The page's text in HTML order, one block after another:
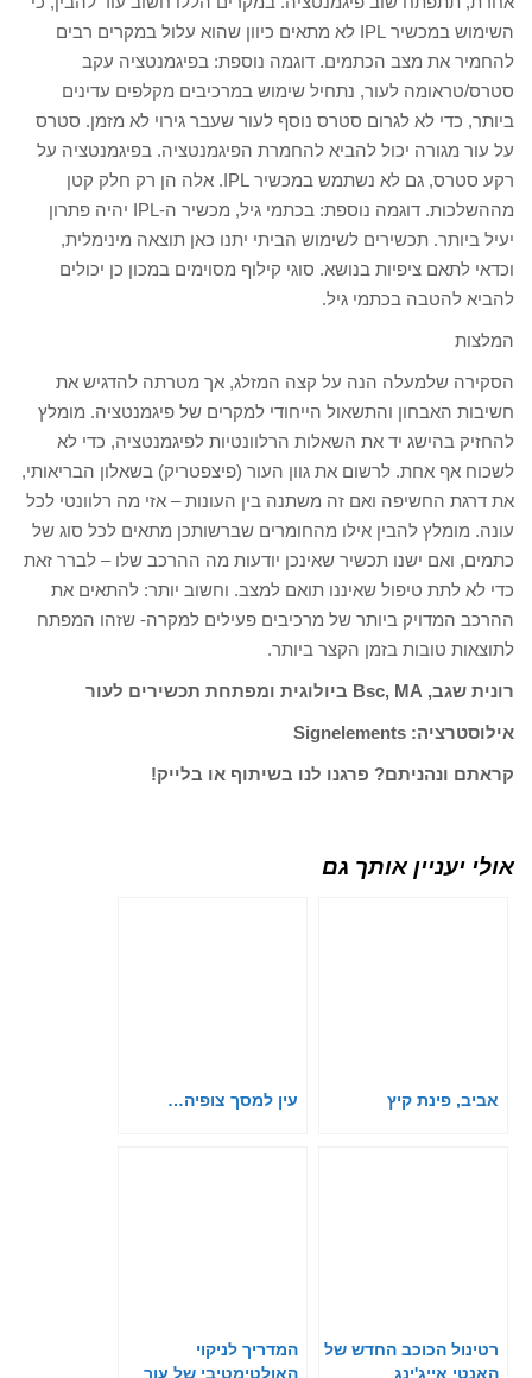
השימוש במכשיר IPL לא מתאים כיוון שהוא עלול במקרים רבים
להחמיר את מצב הכתמים. דוגמה נוספת: בפיגמנטציה עקב
סטרס/טראומה לעור, נתחיל שימוש במרכיבים מקלפים עדינים
ביותר, כדי לא לגרום סטרס נוסף לעור שעבר גירוי לא מזמן. סטרס
על עור מגורה יכול להביא להחמרת הפיגמנטציה. בפיגמנטציה על
רקע סטרס, גם לא נשתמש במכשיר IPL. אלה הן רק חלק קטן
מההשלכות. דוגמה נוספת: בכתמי גיל, מכשיר ה-IPL יהיה פתרון
יעיל ביותר. תכשירים לשימוש הביתי יתנו כאן תוצאה מינימלית,
וכדאי לתאם ציפיות בנושא. סוגי קילוף מסוימים במכון כן יכולים
להביא להטבה בכתמי גיל.
המלצות
הסקירה שלמעלה הנה על קצה המזלג, אך מטרתה להדגיש את
חשיבות האבחון והתשאול הייחודי למקרים של פיגמנטציה. מומלץ
להחזיק בהישג יד את השאלות הרלוונטיות לפיגמנטציה, כדי לא
לשכוח אף אחת. לרשום את גוון העור (פיצפטריק) בשאלון הבריאותי,
את דרגת החשיפה ואם זה משתנה בין העונות – אזי מה רלוונטי לכל
עונה. מומלץ להבין אילו מהחומרים שברשותכן מתאים לכל סוג של
כתמים, ואם ישנו תכשיר שאינכן יודעות מה ההרכב שלו – לברר זאת
כדי לא לתת טיפול שאיננו תואם למצב. וחשוב יותר: להתאים את
ההרכב המדויק ביותר של מרכיבים פעילים למקרה- שזהו המפתח
לתוצאות טובות בזמן הקצר ביותר.
רונית שגב, Bsc, MA ביולוגית ומפתחת תכשירים לעור
אילוסטרציה: Signelements
קראתם ונהניתם? פרגנו לנו בשיתוף או בלייק!
אולי יעניין אותך גם
אביב, פינת קיץ עין למסך צופיה…
רטינול הכוכב החדש של
האנטי אייג'ינג
המדריך לניקוי
האולטימטיבי של עור